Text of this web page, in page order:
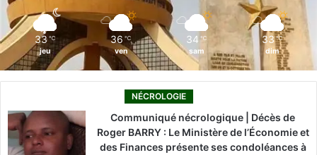
33 ℃
jeu
36 ℃
ven
34 ℃
sam
33 ℃
dim
NÉCROLOGIE
Communiqué nécrologique | Décès de
Roger BARRY : Le Ministère de l’Économie et
des Finances présente ses condoléances à